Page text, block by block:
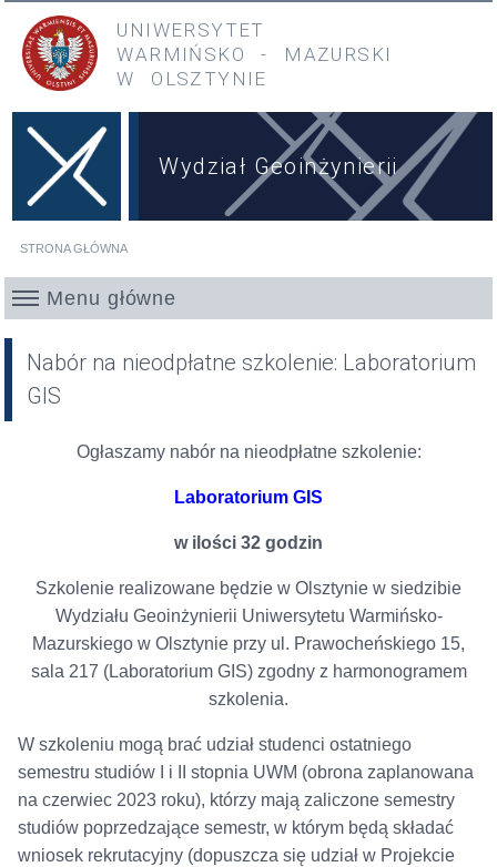
Przejdź do treści
Przejdź do menu głównego
UNIWERSYTET
WARMIŃSKO
- MAZURSKI
W OLSZTYNIE
Wydział Geoinżynierii
STRONA GŁÓWNA
Menu główne
Nabór na nieodpłatne szkolenie: Laboratorium
GIS
Ogłaszamy nabór na nieodpłatne szkolenie:
Laboratorium GIS
w ilości 32 godzin
Szkolenie realizowane będzie w Olsztynie w siedzibie
Wydziału Geoinżynierii Uniwersytetu Warmińsko-
Mazurskiego w Olsztynie przy ul. Prawocheńskiego 15,
sala 217 (Laboratorium GIS) zgodny z harmonogramem
szkolenia.
W szkoleniu mogą brać udział studenci ostatniego
semestru studiów I i II stopnia UWM (obrona zaplanowana
na czerwiec 2023 roku), którzy mają zaliczone semestry
studiów poprzedzające semestr, w którym będą składać
wniosek rekrutacyjny (dopuszcza się udział w Projekcie